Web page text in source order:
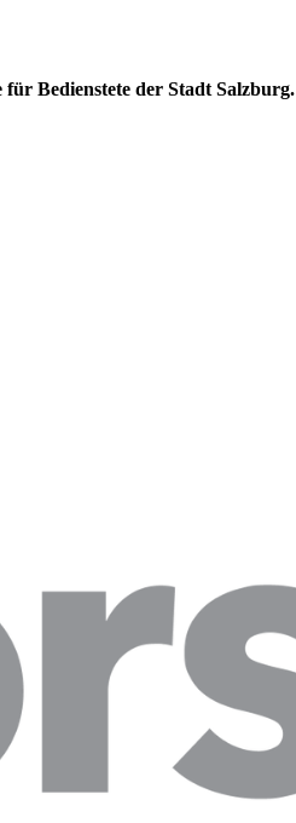
Bedienstete der Stadt Salzburg.